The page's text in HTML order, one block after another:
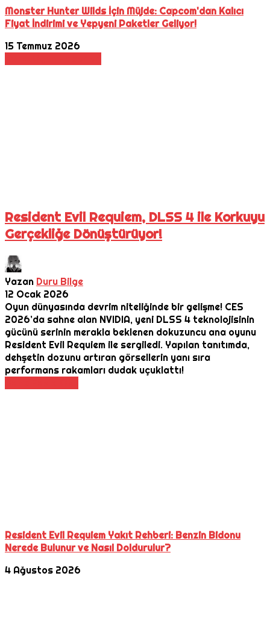
Monster Hunter Wilds İçin Müjde: Capcom'dan Kalıcı
Fiyat İndirimi ve Yepyeni Paketler Geliyor!
15 Temmuz 2026
Resident Evil Requiem, DLSS 4 ile Korkuyu
Gerçekliğe Dönüştürüyor!
Yazan Duru Bilge
12 Ocak 2026
Oyun dünyasında devrim niteliğinde bir gelişme! CES
2026’da sahne alan NVIDIA, yeni DLSS 4 teknolojisinin
gücünü serinin merakla beklenen dokuzuncu ana oyunu
Resident Evil Requiem ile sergiledi. Yapılan tanıtımda,
dehşetin dozunu artıran görsellerin yanı sıra
performans rakamları dudak uçuklattı!
Resident Evil Requiem Yakıt Rehberi: Benzin Bidonu
Nerede Bulunur ve Nasıl Doldurulur?
4 Ağustos 2026